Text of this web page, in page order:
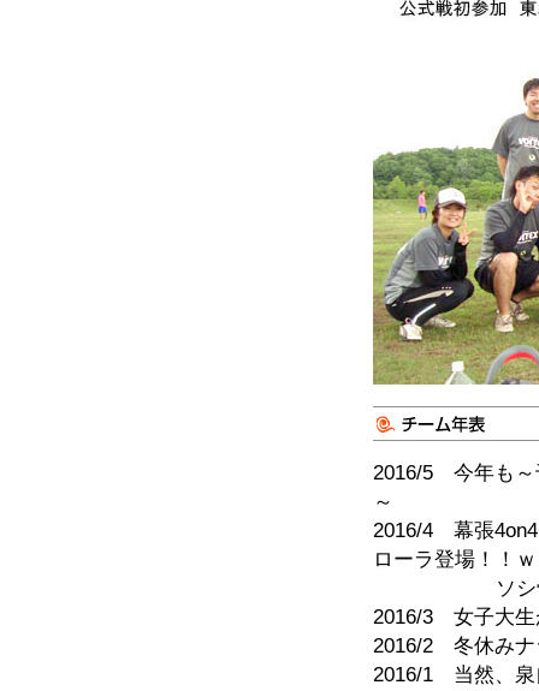
2016/5 今年も～
～
2016/4 幕張4on4
ローラ登場！！ｗ
ソシ骨折
2016/3 女子大生
2016/2 冬休みナ
2016/1 当然、泉